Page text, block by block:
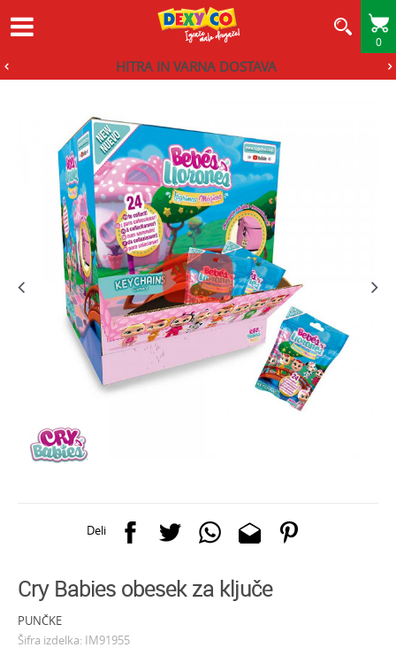
0
HITRA IN VARNA DOSTAVA
Deli
Cry Babies obesek za ključe
PUNČKE
Šifra izdelka: IM91955